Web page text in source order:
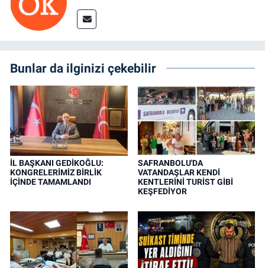
Bunlar da ilginizi çekebilir
İL BAŞKANI GEDİKOĞLU:
KONGRELERİMİZ BİRLİK
İÇİNDE TAMAMLANDI
SAFRANBOLU'DA
VATANDAŞLAR KENDİ
KENTLERİNİ TURİST GİBİ
KEŞFEDİYOR